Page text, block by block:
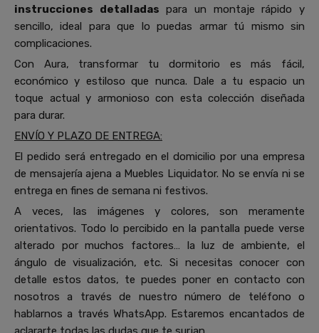
instrucciones detalladas para un montaje rápido y
sencillo, ideal para que lo puedas armar tú mismo sin
complicaciones.
Con Aura, transformar tu dormitorio es más fácil,
económico y estiloso que nunca. Dale a tu espacio un
toque actual y armonioso con esta colección diseñada
para durar.
ENVÍO Y PLAZO DE ENTREGA:
El pedido será entregado en el domicilio por una empresa
de mensajería ajena a Muebles Liquidator. No se envía ni se
entrega en fines de semana ni festivos.
A veces, las imágenes y colores, son meramente
orientativos. Todo lo percibido en la pantalla puede verse
alterado por muchos factores… la luz de ambiente, el
ángulo de visualización, etc. Si necesitas conocer con
detalle estos datos, te puedes poner en contacto con
nosotros a través de nuestro número de teléfono o
hablarnos a través WhatsApp. Estaremos encantados de